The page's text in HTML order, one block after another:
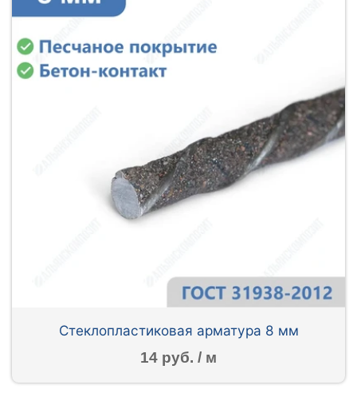
Стеклопластиковая арматура 8 мм
14 руб. / м